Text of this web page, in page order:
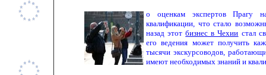
о оценкам экспертов Прагу
квалификации, что стало
назад этотбизнес в Чехии стал
его ведения может получить
тысячи экскурсоводов,
имеют необходимых знаний и